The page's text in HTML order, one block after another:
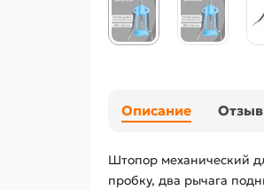
Описание
Штопор механический
пробку, два рычага